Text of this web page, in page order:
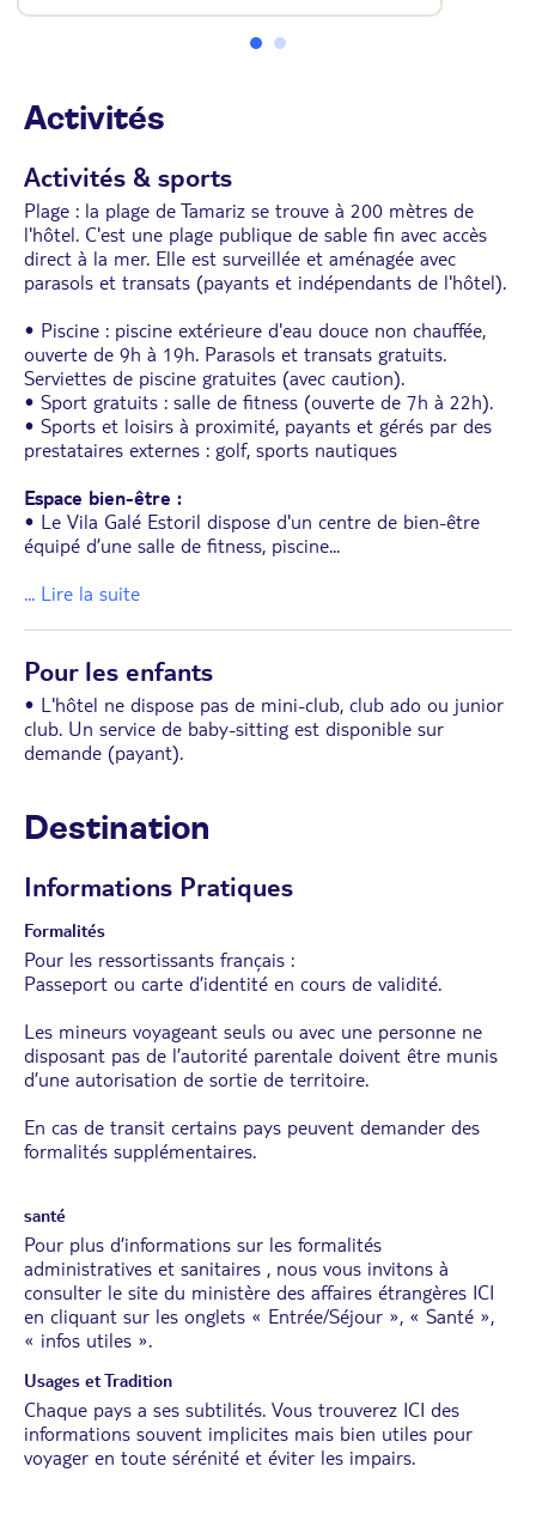
Activités
Activités & sports
Plage : la plage de Tamariz se trouve à 200 mètres de
l'hôtel. C'est une plage publique de sable fin avec accès
direct à la mer. Elle est surveillée et aménagée avec
parasols et transats (payants et indépendants de l'hôtel).
• Piscine : piscine extérieure d'eau douce non chauffée,
ouverte de 9h à 19h. Parasols et transats gratuits.
Serviettes de piscine gratuites (avec caution).
• Sport gratuits : salle de fitness (ouverte de 7h à 22h).
• Sports et loisirs à proximité, payants et gérés par des
prestataires externes : golf, sports nautiques
Espace bien-être :
• Le Vila Galé Estoril dispose d'un centre de bien-être
équipé d’une salle de fitness, piscine...
... Lire la suite
Pour les enfants
• L'hôtel ne dispose pas de mini-club, club ado ou junior
club. Un service de baby-sitting est disponible sur
demande (payant).
Destination
Informations Pratiques
Formalités
Pour les ressortissants français :
Passeport ou carte d’identité en cours de validité.
Les mineurs voyageant seuls ou avec une personne ne
disposant pas de l’autorité parentale doivent être munis
d’une autorisation de sortie de territoire.
En cas de transit certains pays peuvent demander des
formalités supplémentaires.
santé
Pour plus d’informations sur les formalités
administratives et sanitaires , nous vous invitons à
consulter le site du ministère des affaires étrangères ICI
en cliquant sur les onglets « Entrée/Séjour », « Santé »,
« infos utiles ».
Usages et Tradition
Chaque pays a ses subtilités. Vous trouverez ICI des
informations souvent implicites mais bien utiles pour
voyager en toute sérénité et éviter les impairs.